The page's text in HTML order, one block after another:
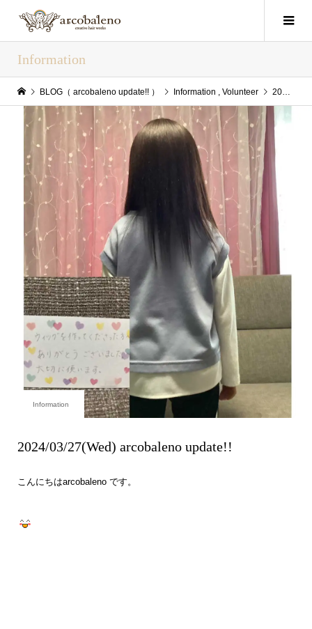
Information
BLOG（ arcobaleno update!! ） Information , Volunteer 2024/03/27(Wed) arcobaleno update!!
Information
2024/03/27(Wed) arcobaleno update!!
こんにちはarcobaleno です。